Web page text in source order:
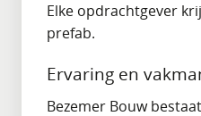
Elke opdrachtgever
prefab.
Ervaring en
Bezemer Bouw